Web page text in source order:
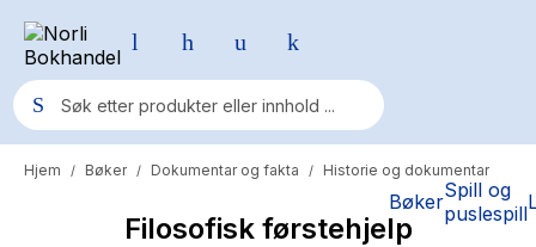
BøkerSpill og
puslespill
Populære søk
Pokemon
Hjem / Bøker / Dokumentar og fakta / Historie og dokumentar
Filosofisk førstehjelp